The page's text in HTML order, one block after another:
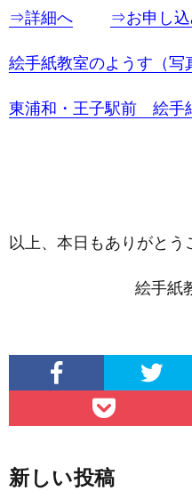
⇒詳細へ
⇒お申し込
絵手紙教室のようす（写
東浦和・王子駅前 絵手
以上、本日もありがとう
絵手紙
新しい投稿